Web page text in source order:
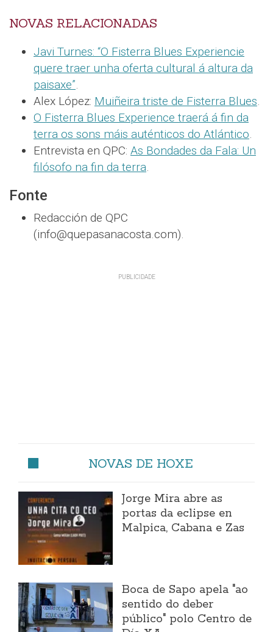
NOVAS RELACIONADAS
Javi Turnes: “O Fisterra Blues Experiencie
quere traer unha oferta cultural á altura da
paisaxe”.
Alex López: Muiñeira triste de Fisterra Blues.
O Fisterra Blues Experience traerá á fin da
terra os sons máis auténticos do Atlántico.
Entrevista en QPC: As Bondades da Fala: Un
filósofo na fin da terra.
Fonte
Redacción de QPC
(info@quepasanacosta.com).
NOVAS DE HOXE
Jorge Mira abre as
portas da eclipse en
Malpica, Cabana e Zas
Boca de Sapo apela "ao
sentido do deber
público" polo Centro de